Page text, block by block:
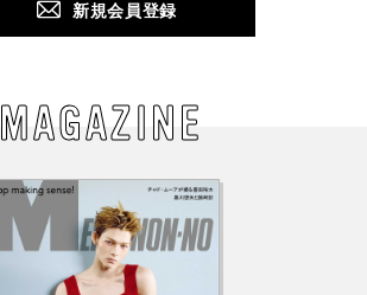
新規会員登録
MAGAZINE